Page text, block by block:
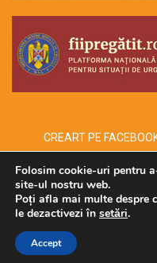
CREART PE
Folosim cookie-uri pentru
site-ul nostru web.
Poți afla mai multe despre
le dezactivezi în setări.
Accept